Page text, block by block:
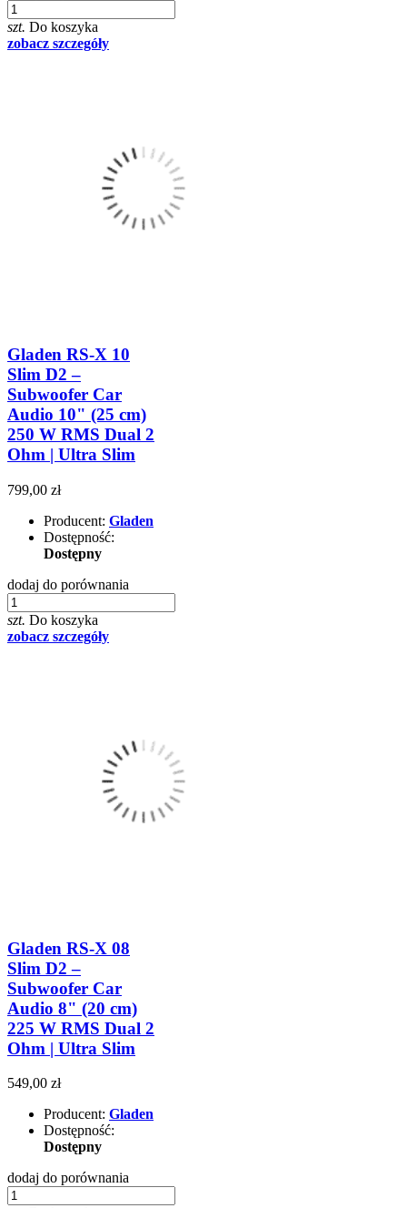
szt. Do koszyka
zobacz szczegóły
Gladen RS-X 10
Slim D2 –
Subwoofer Car
Audio 10" (25 cm)
250 W RMS Dual 2
Ohm | Ultra Slim
799,00 zł
Producent: Gladen
Dostępność:
Dostępny
dodaj do porównania
szt. Do koszyka
zobacz szczegóły
Gladen RS-X 08
Slim D2 –
Subwoofer Car
Audio 8" (20 cm)
225 W RMS Dual 2
Ohm | Ultra Slim
549,00 zł
Producent: Gladen
Dostępność:
Dostępny
dodaj do porównania